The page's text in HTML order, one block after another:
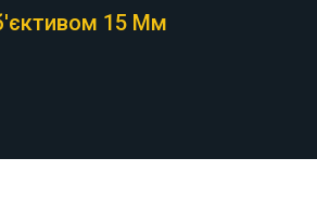
15 Мм